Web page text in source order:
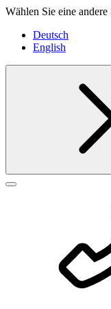
Wählen Sie eine
Deutsch
English